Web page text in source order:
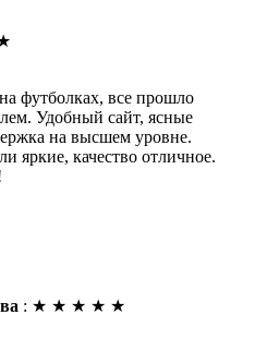
футболках, все прошло
Удобный сайт, ясные
на высшем уровне.
яркие, качество отличное.
: ★ ★ ★ ★ ★